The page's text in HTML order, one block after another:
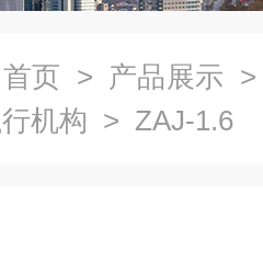
首页 > 产品展示
机构 > ZAJ-1.6